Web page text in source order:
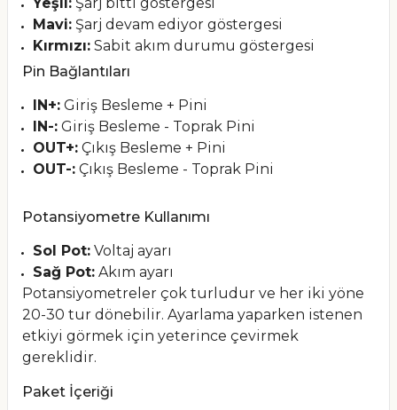
Mavi: Şarj devam ediyor göstergesi
Kırmızı: Sabit akım durumu göstergesi
Pin Bağlantıları
IN+: Giriş Besleme + Pini
IN-: Giriş Besleme - Toprak Pini
OUT+: Çıkış Besleme + Pini
OUT-: Çıkış Besleme - Toprak Pini
Potansiyometre Kullanımı
Sol Pot: Voltaj ayarı
Sağ Pot: Akım ayarı
Potansiyometreler çok turludur ve her iki yöne
20-30 tur dönebilir. Ayarlama yaparken istenen
etkiyi görmek için yeterince çevirmek
gereklidir.
Paket İçeriği